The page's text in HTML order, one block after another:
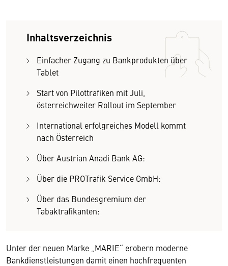
Inhaltsverzeichnis
Einfacher Zugang zu Bankprodukten über
Tablet
Start von Pilottrafiken mit Juli,
österreichweiter Rollout im September
International erfolgreiches Modell kommt
nach Österreich
Über Austrian Anadi Bank AG:
Über die PROTrafik Service GmbH:
Über das Bundesgremium der
Tabaktrafikanten:
Unter der neuen Marke „MARIE“ erobern moderne
Bankdienstleistungen damit einen hochfrequenten